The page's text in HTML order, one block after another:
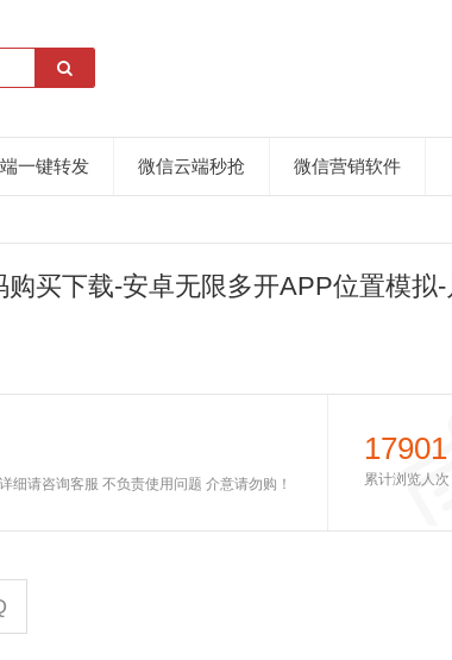
一键转发 微信云端秒抢 微信营销软件
买下载-安卓无限多开APP位置模拟-
请咨询客服 不负责使用问题 介意请勿购！
17901
累计浏览人次